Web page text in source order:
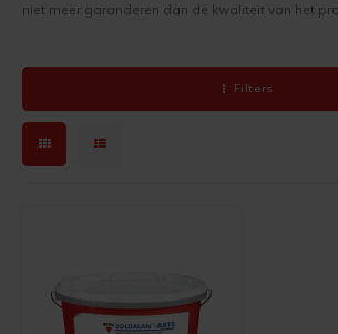
niet meer garanderen dan de kwaliteit van het
Filters